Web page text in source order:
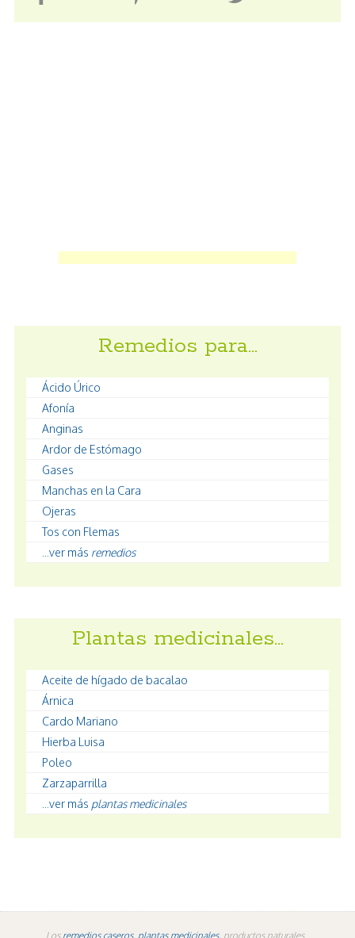
Remedios para…
Ácido Úrico
Afonía
Anginas
Ardor de Estómago
Gases
Manchas en la Cara
Ojeras
Tos con Flemas
...ver más remedios
Plantas medicinales…
Aceite de hígado de bacalao
Árnica
Cardo Mariano
Hierba Luisa
Poleo
Zarzaparrilla
...ver más plantas medicinales
Los remedios caseros, plantas medicinales, productos naturales